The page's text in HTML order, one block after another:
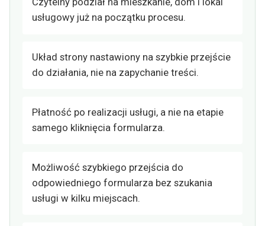
Czytelny podział na mieszkanie, dom i lokal
usługowy już na początku procesu.
Układ strony nastawiony na szybkie przejście
do działania, nie na zapychanie treści.
Płatność po realizacji usługi, a nie na etapie
samego kliknięcia formularza.
Możliwość szybkiego przejścia do
odpowiedniego formularza bez szukania
usługi w kilku miejscach.